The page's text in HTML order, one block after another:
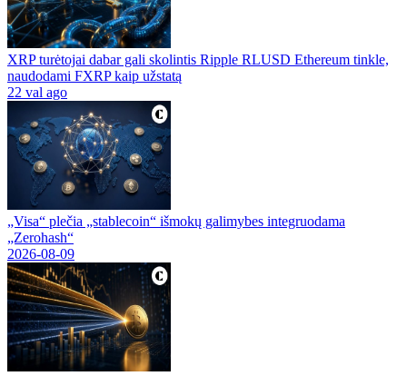
XRP turėtojai dabar gali skolintis Ripple RLUSD Ethereum tinkle,
naudodami FXRP kaip užstatą
22 val ago
„Visa“ plečia „stablecoin“ išmokų galimybes integruodama
„Zerohash“
2026-08-09